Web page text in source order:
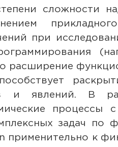
сложности
при
расширение
и явлений. В
процессы
задач по
применительно к